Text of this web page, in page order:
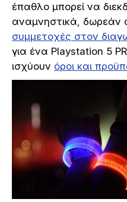
έπαθλο μπορεί να
αναμνηστικά, δωρεάν
συμμετοχές στον
για ένα Playstation 5
ισχύουν όροι και